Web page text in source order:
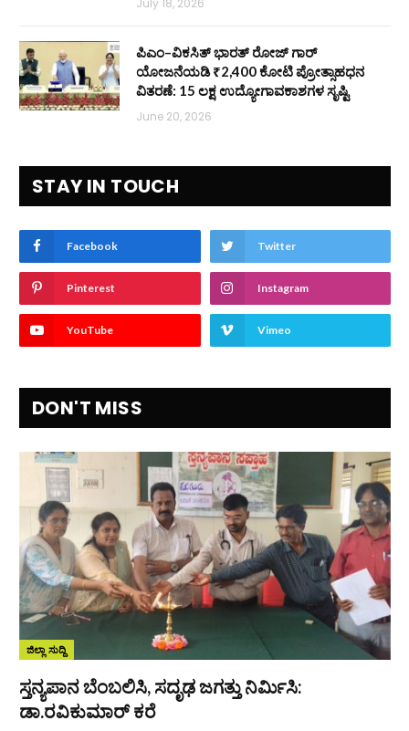
ಪಿಎಂ–ವಿಕಸಿತ್ ಭಾರತ್ ರೋಜ್‌ ಗಾರ್
ಯೋಜನೆಯಡಿ ₹2,400 ಕೋಟಿ ಪ್ರೋತ್ಸಾಹಧನ
ವಿತರಣೆ: 15 ಲಕ್ಷ ಉದ್ಯೋಗಾವಕಾಶಗಳ ಸೃಷ್ಟಿ
June 20, 2026
STAY IN TOUCH
Facebook Twitter
Pinterest Instagram
YouTube Vimeo
DON'T MISS
ಜಿಲ್ಲಾ ಸುದ್ದಿ
ಸ್ತನ್ಯಪಾನ ಬೆಂಬಲಿಸಿ, ಸದೃಢ ಜಗತ್ತು ನಿರ್ಮಿಸಿ:
ಡಾ.ರವಿಕುಮಾರ್ ಕರೆ